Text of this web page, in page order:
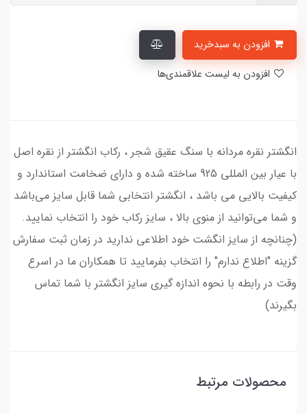
انگشتر نقره مردانه با سنگ عقیق شجر ، رکاب انگشتر از نقره اصل
با عیار بین المللی 925 ساخته شده و دارای ضخامت استاندارد و
کیفیت بالایی می‌ باشد ، انگشتر انتخابی شما قابل سایز می‌باشد
و شما می‌توانید از منوی بالا ، سایز رکاب خود را انتخاب نمایید.
(چنانچه از سایز انگشت خود اطلاعی ندارید در زمان ثبت سفارش
گزینه "اطلاع ندارم" را انتخاب بفرمایید تا همکاران ما در اسرع
وقت در رابطه با نحوه اندازه گیری سایز انگشتر با شما تماس
بگیرند)
محصولات مرتبط